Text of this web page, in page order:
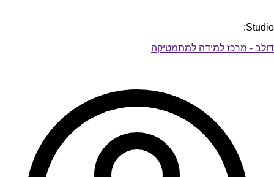
Studio:
דולב - מרכז למידה למתמטיקה